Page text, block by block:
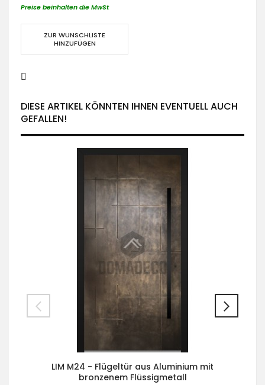
Preise beinhalten die MwSt
ZUR WUNSCHLISTE
HINZUFÜGEN
DIESE ARTIKEL KÖNNTEN IHNEN EVENTUELL AUCH
GEFALLEN!
LIM M24 - Flügeltür aus Aluminium mit
bronzenem Flüssigmetall